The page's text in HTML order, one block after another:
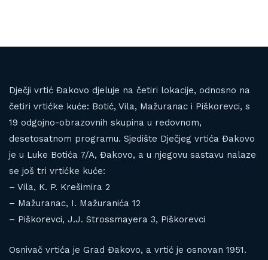
Dječji vrtić Đakovo djeluje na četiri lokacije, odnosno na
četiri vrtićke kuće: Botić, Vila, Mažuranac i Piškorevci, s
19 odgojno-obrazovnih skupina u redovnom,
desetosatnom programu. Sjedište Dječjeg vrtića Đakovo
je u Luke Botića 7/A, Đakovo, a u njegovu sastavu nalaze
se još tri vrtićke kuće:
– Vila, K. P. Krešimira 2
– Mažuranac, I. Mažuranića 12
– Piškorevci, J.J. Strossmayera 3, Piškorevci
Osnivač vrtića je Grad Đakovo, a vrtić je osnovan 1951.